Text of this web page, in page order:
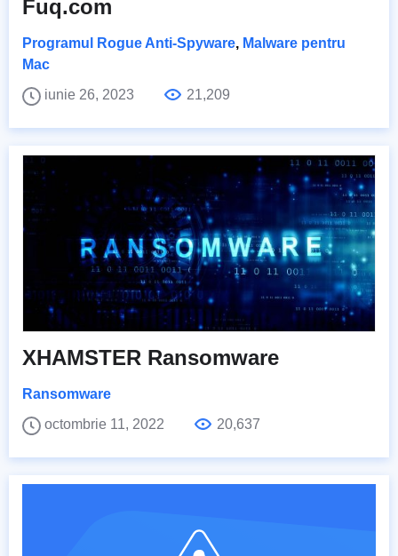
Fuq.com
Programul Rogue Anti-Spyware, Malware pentru
Mac
iunie 26, 2023
21,209
XHAMSTER Ransomware
Ransomware
octombrie 11, 2022
20,637